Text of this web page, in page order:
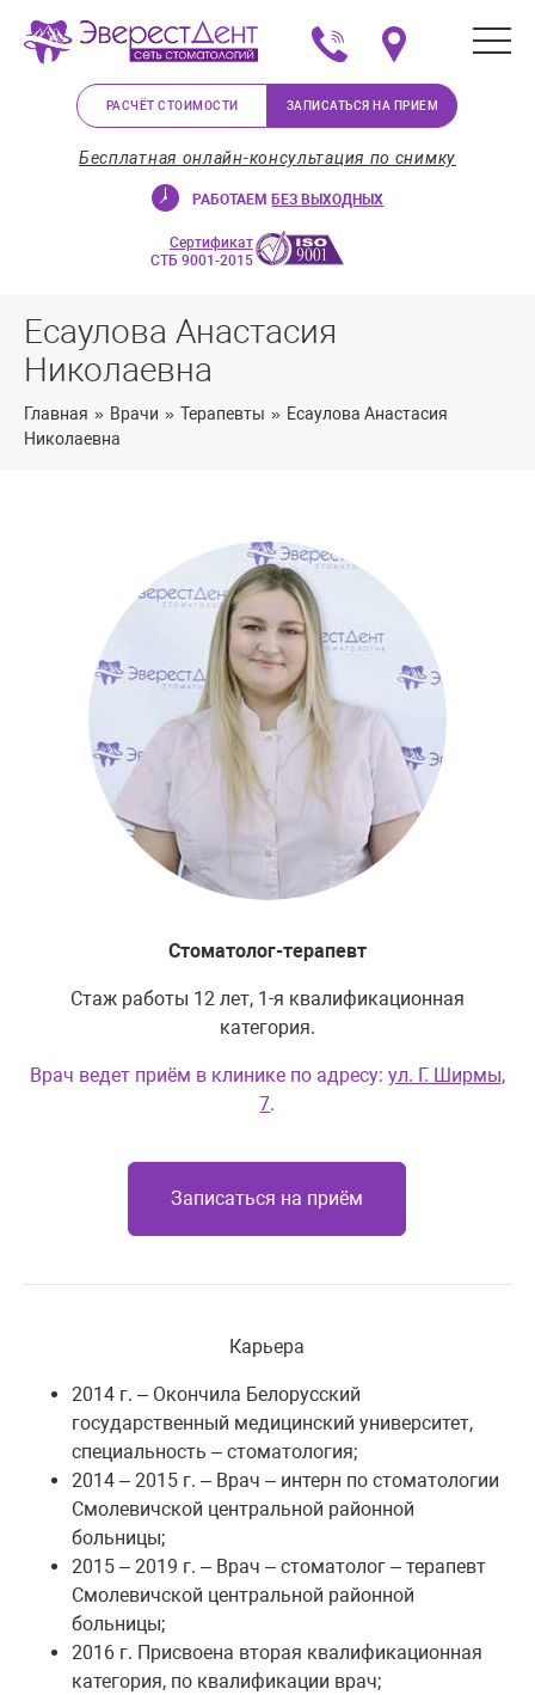
+375 (29) 623-72-37
Мы на карте в
РАСЧЁТ СТОИМОСТИ ЗАПИСАТЬСЯ НА ПРИЕМ
Бесплатная онлайн-консультация по снимку
Сертификат
СТБ 9001-2015
РАБОТАЕМБЕЗ ВЫХОДНЫХ
Есаулова Анастасия
Николаевна
Главная » Врачи » Терапевты » Есаулова Анастасия
Николаевна
Стоматолог-терапевт
Стаж работы 12 лет, 1-я квалификационная
категория.
Врач ведет приём в клинике по адресу: ул. Г. Ширмы,
7.
Записаться на приём
Карьера
2014 г. – Окончила Белорусский
государственный медицинский университет,
специальность – стоматология;
2014 – 2015 г. – Врач – интерн по стоматологии
Смолевичской центральной районной
больницы;
2015 – 2019 г. – Врач – стоматолог – терапевт
Смолевичской центральной районной
больницы;
2016 г. Присвоена вторая квалификационная
категория, по квалификации врач;